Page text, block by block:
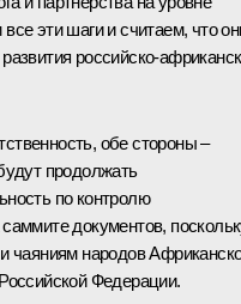
эти шаги и считаем, что
российско-
обе стороны –
продолжать
по контролю
документов,
чаяниям народов
Федерации.